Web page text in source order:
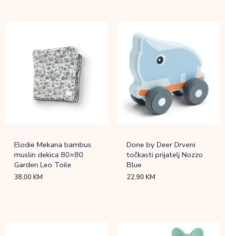
Elodie Mekana bambus
muslin dekica 80×80
Garden Leo Toile
38,00KM
Done by Deer Drveni
točkasti prijatelj Nozzo
Blue
22,90KM